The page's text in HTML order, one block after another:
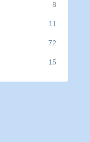
8
11
72
15